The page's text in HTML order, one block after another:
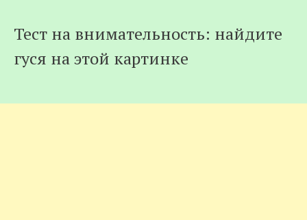
Тест на внимательность: найдите
гуся на этой картинке